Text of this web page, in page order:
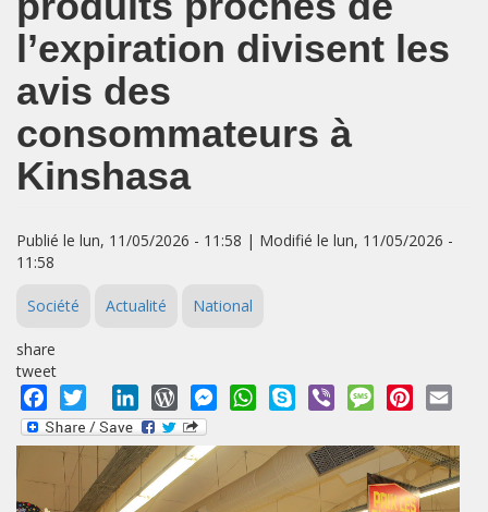
l’expiration divisent les
avis des
consommateurs à
Kinshasa
Publié le lun, 11/05/2026 - 11:58 | Modifié le lun, 11/05/2026 -
11:58
Société Actualité National
share
tweet
Facebook
Twitter LinkedInWordPressMessengerWhatsApp
Skype Viber MessagePinterest